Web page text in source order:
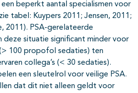
beperkt aantal specialismen voor
tabel: Kuypers 2011; Jensen, 2011;
2011). PSA-gerelateerde
deze situatie significant minder voor
100 propofol sedaties) ten
collega’s (< 30 sedaties).
een sleutelrol voor veilige PSA.
dat dit niet alleen geldt voor